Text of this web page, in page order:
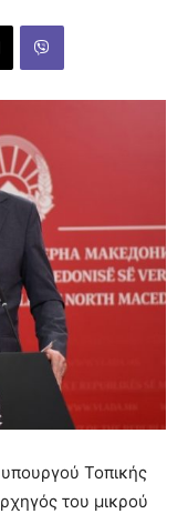
Τοπικής
του μικρού